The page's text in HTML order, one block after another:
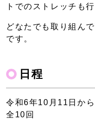
トでのストレッチも行
どなたでも取り組ん
です。
日程
令和6年10月11日か
全10回